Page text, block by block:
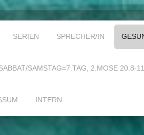
SERIEN SPRECHER/IN
SAMSTAG=7.TAG, 2.MOSE 20.8-11
INTERN